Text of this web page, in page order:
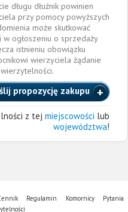
długu dłużnik powinien
przy pomocy powyższych
może skutkować
ogłoszeniu o sprzedaży
istnieniu obowiązku
wierzyciela żądanie
propozycję zakupu
z tej miejscowości lub
województwa!
Regulamin Komornicy
Pytania